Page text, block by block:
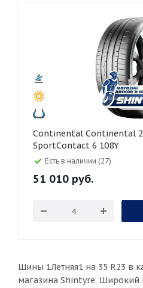
285
30 40
55 65
Continental Continental 295/35 R23
SportContact 6 108Y
Есть в наличии (27)
51 010 руб.
Шины 1Летняя1 на 35 R23 в
магазина Shintyre. Широкий